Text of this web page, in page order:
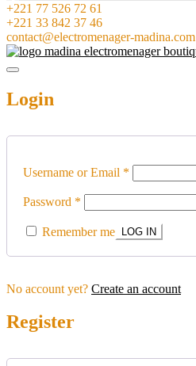
+221 77 526 72 61
+221 33 842 37 46
contact@electromenager-madina.com
Login
Username or Email *
Password *
Remember me
No account yet? Create an account
Register